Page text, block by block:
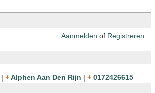
Aanmelden of Registreren
| + Alphen Aan Den Rijn |
+ 0172426615